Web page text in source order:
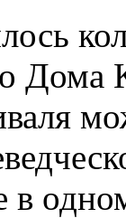
Дома
в